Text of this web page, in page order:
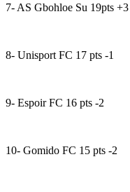
7- AS Gbohloe Su 19pts
8- Unisport FC 17 pts -1
9- Espoir FC 16 pts -2
10- Gomido FC 15 pts -2